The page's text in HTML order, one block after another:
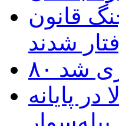
قانون
شدند
شد
پایانه